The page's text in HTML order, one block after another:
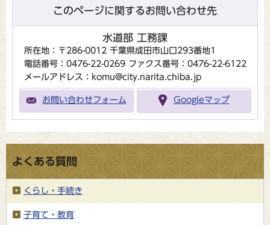
このページに関するお問い合わせ先
水道部 工務課
所在地：〒286-0012 千葉県成田市山口293番地1
電話番号：0476-22-0269 ファクス番号：0476-22-6122
メールアドレス：komu@city.narita.chiba.jp
お問い合わせフォーム Googleマップ
よくある質問
くらし・手続き
子育て・教育